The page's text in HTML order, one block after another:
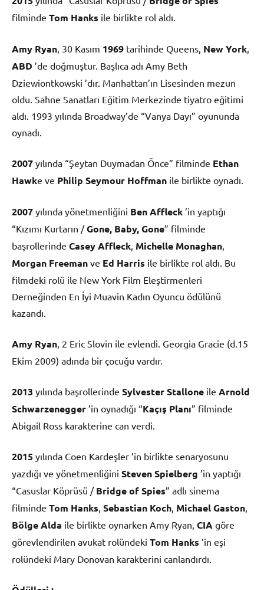
filminde Tom Hanks ile birlikte rol aldı.
Amy Ryan , 30 Kasım 1969 tarihinde Queens, New York
ABD ’de doğmuştur. Başlıca adı Amy Beth
Dziewiontkowski ’dır. Manhattan’ın Lisesinden mezun
oldu. Sahne Sanatları Eğitim Merkezinde tiyatro eğitimi
aldı. 1993 yılında Broadway’de “Vanya Dayı” oyununda
oynadı.
2007 yılında “Şeytan Duymadan Önce” filminde Ethan
Hawke ve Philip Seymour Hoffman ile birlikte oynadı.
2007 yılında yönetmenliğini Ben Affleck ’in yaptığı
“Kızımı Kurtarın /Gone, Baby, Gone” filminde
başrollerinde Casey Affleck Michelle Monaghan
Morgan Freeman ve Ed Harris ile birlikte rol aldı. Bu
filmdeki rolü ile New York Film Eleştirmenleri
Derneğinden En İyi Muavin Kadın Oyuncu ödülünü
kazandı.
Amy Ryan , 2 Eric Slovin ile evlendi. Georgia Gracie (d.15
Ekim 2009) adında bir çocuğu vardır.
2013 yılında başrollerinde Sylvester Stallone ile Arnold
Schwarzenegger ’in oynadığı “Kaçış Planı” filminde
Abigail Ross karakterine can verdi.
2015 yılında Coen Kardeşler ’in birlikte senaryosunu
yazdığı ve yönetmenliğini Steven Spielberg ’in yaptığı
“Casuslar Köprüsü / Bridge of Spies” adlı sinema
filminde Tom Hanks Sebastian Koch Michael Gaston
Bölge Alda ile birlikte oynarken Amy Ryan, CIA göre
görevlendirilen avukat rolündeki Tom Hanks ’in eşi
rolündeki Mary Donovan karakterini canlandırdı.